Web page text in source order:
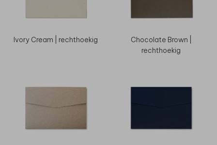
Ivory Cream | rechthoekig
Chocolate Brown |
rechthoekig